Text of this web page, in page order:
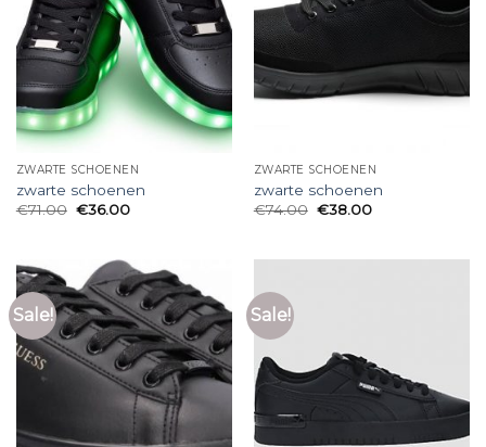
ZWARTE SCHOENEN
zwarte schoenen
€71.00 €36.00
ZWARTE SCHOENEN
zwarte schoenen
€74.00 €38.00
Sale! Sale!